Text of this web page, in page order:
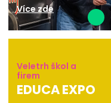
Více zde
Veletrh škol a
firem
EDUCA EXPO